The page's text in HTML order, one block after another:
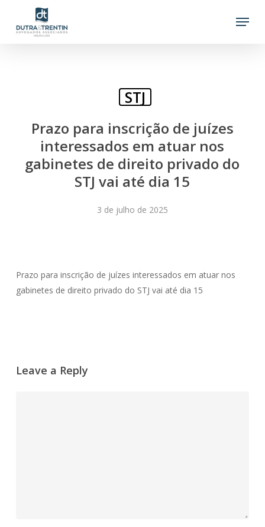
Menu
STJ
Prazo para inscrição de juízes
interessados em atuar nos
gabinetes de direito privado do
STJ vai até dia 15
3 de julho de 2025
Prazo para inscrição de juízes interessados em atuar nos
gabinetes de direito privado do STJ vai até dia 15
Leave a Reply